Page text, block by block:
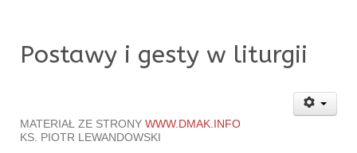
Postawy i gesty w liturgii
MATERIAŁ ZE STRONY WWW.DMAK.INFO
KS. PIOTR LEWANDOWSKI